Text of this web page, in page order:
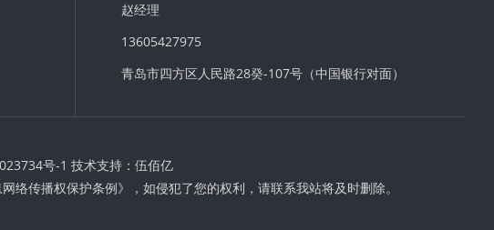
赵经理
13605427975
青岛市四方区人民路28癸-107号（中国银行对面）
号-1 技术支持： 伍佰亿
传播权保护条例》，如侵犯了您的权利，请联系我站将及时删除。